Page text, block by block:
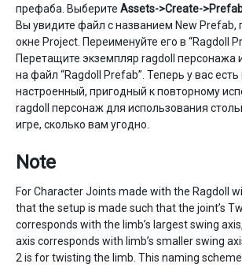
префаба. Выберите Assets->Create-
Вы увидите файл с названием New Prefab,
окне Project. Переименуйте его в “Ragdoll
Перетащите экземпляр ragdoll персонажа
на файл “Ragdoll Prefab”. Теперь у вас
настроенный, пригодный к повторному
ragdoll персонаж для использования
игре, сколько вам угодно.
Note
For Character Joints made with the Ragdoll
that the setup is made such that the joint’s
corresponds with the limb’s largest swing
axis corresponds with limb’s smaller swing
2 is for twisting the limb. This naming